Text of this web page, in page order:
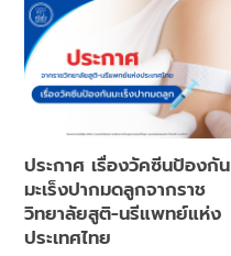
ประกาศ เรื่องวัคซีนป้องกัน
มะเร็งปากมดลูกจากราช
วิทยาลัยสูติ-นรีแพทย์แห่ง
ประเทศไทย